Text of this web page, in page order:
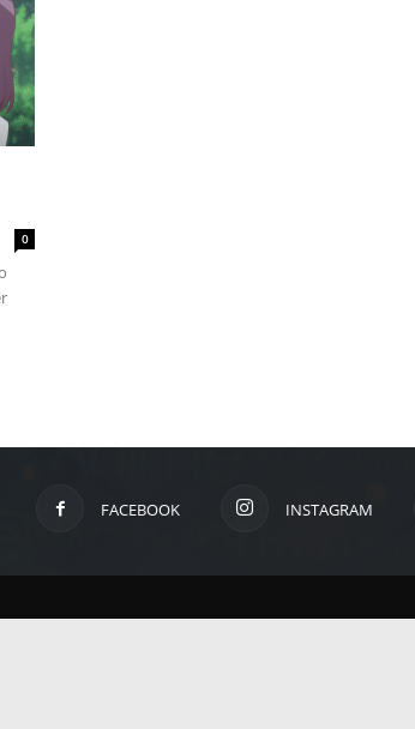
0
FACEBOOK INSTAGRAM